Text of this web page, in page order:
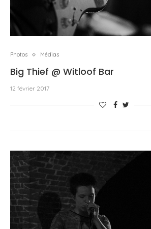
Photos Médias
Big Thief @ Witloof Bar
12 février 2017